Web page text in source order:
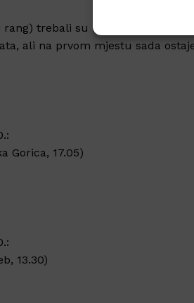
trebali su igrati odgođene
ali na prvom mjestu sada
Gorica, 17.05)
13.30)